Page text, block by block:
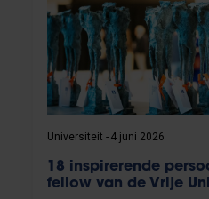
Universiteit 4 juni 2026
18 inspirerende
fellow van de Vrije